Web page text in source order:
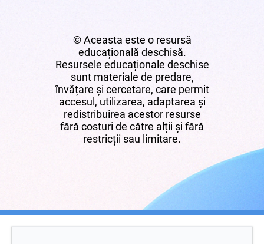
© Aceasta este o resursă
educațională deschisă.
Resursele educaționale deschise
sunt materiale de predare,
învățare și cercetare, care permit
accesul, utilizarea, adaptarea și
redistribuirea acestor resurse
fără costuri de către alții și fără
restricții sau limitare.